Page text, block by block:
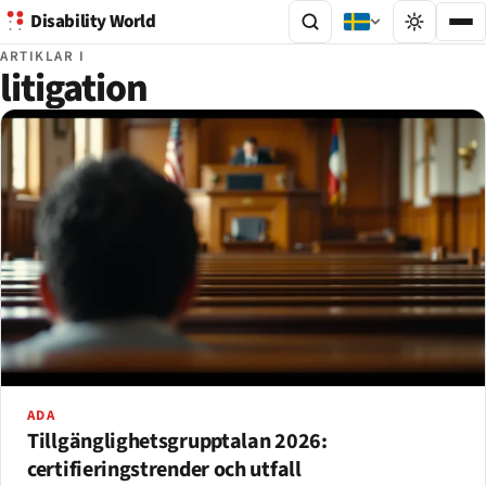
Disability World
ARTIKLAR I
litigation
ADA
Tillgänglighets­grupptalan 2026:
certifieringstrender och utfall